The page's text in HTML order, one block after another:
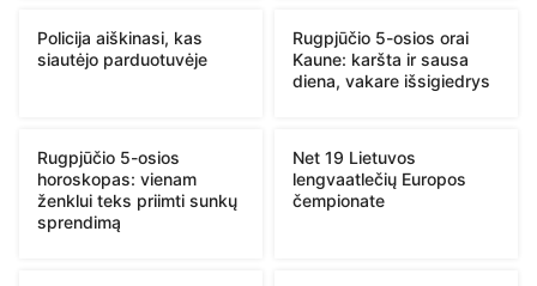
Policija aiškinasi, kas
siautėjo parduotuvėje
Rugpjūčio 5-osios orai
Kaune: karšta ir sausa
diena, vakare išsigiedrys
Rugpjūčio 5-osios
horoskopas: vienam
ženklui teks priimti sunkų
sprendimą
Net 19 Lietuvos
lengvaatlečių Europos
čempionate